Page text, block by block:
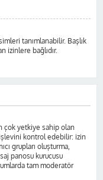
tanımlanabilir. Başlık
izinlere bağlıdır.
çok yetkiye sahip olan
kontrol edebilir: izin
grupları oluşturma,
panosu kurucusu
tam moderatör